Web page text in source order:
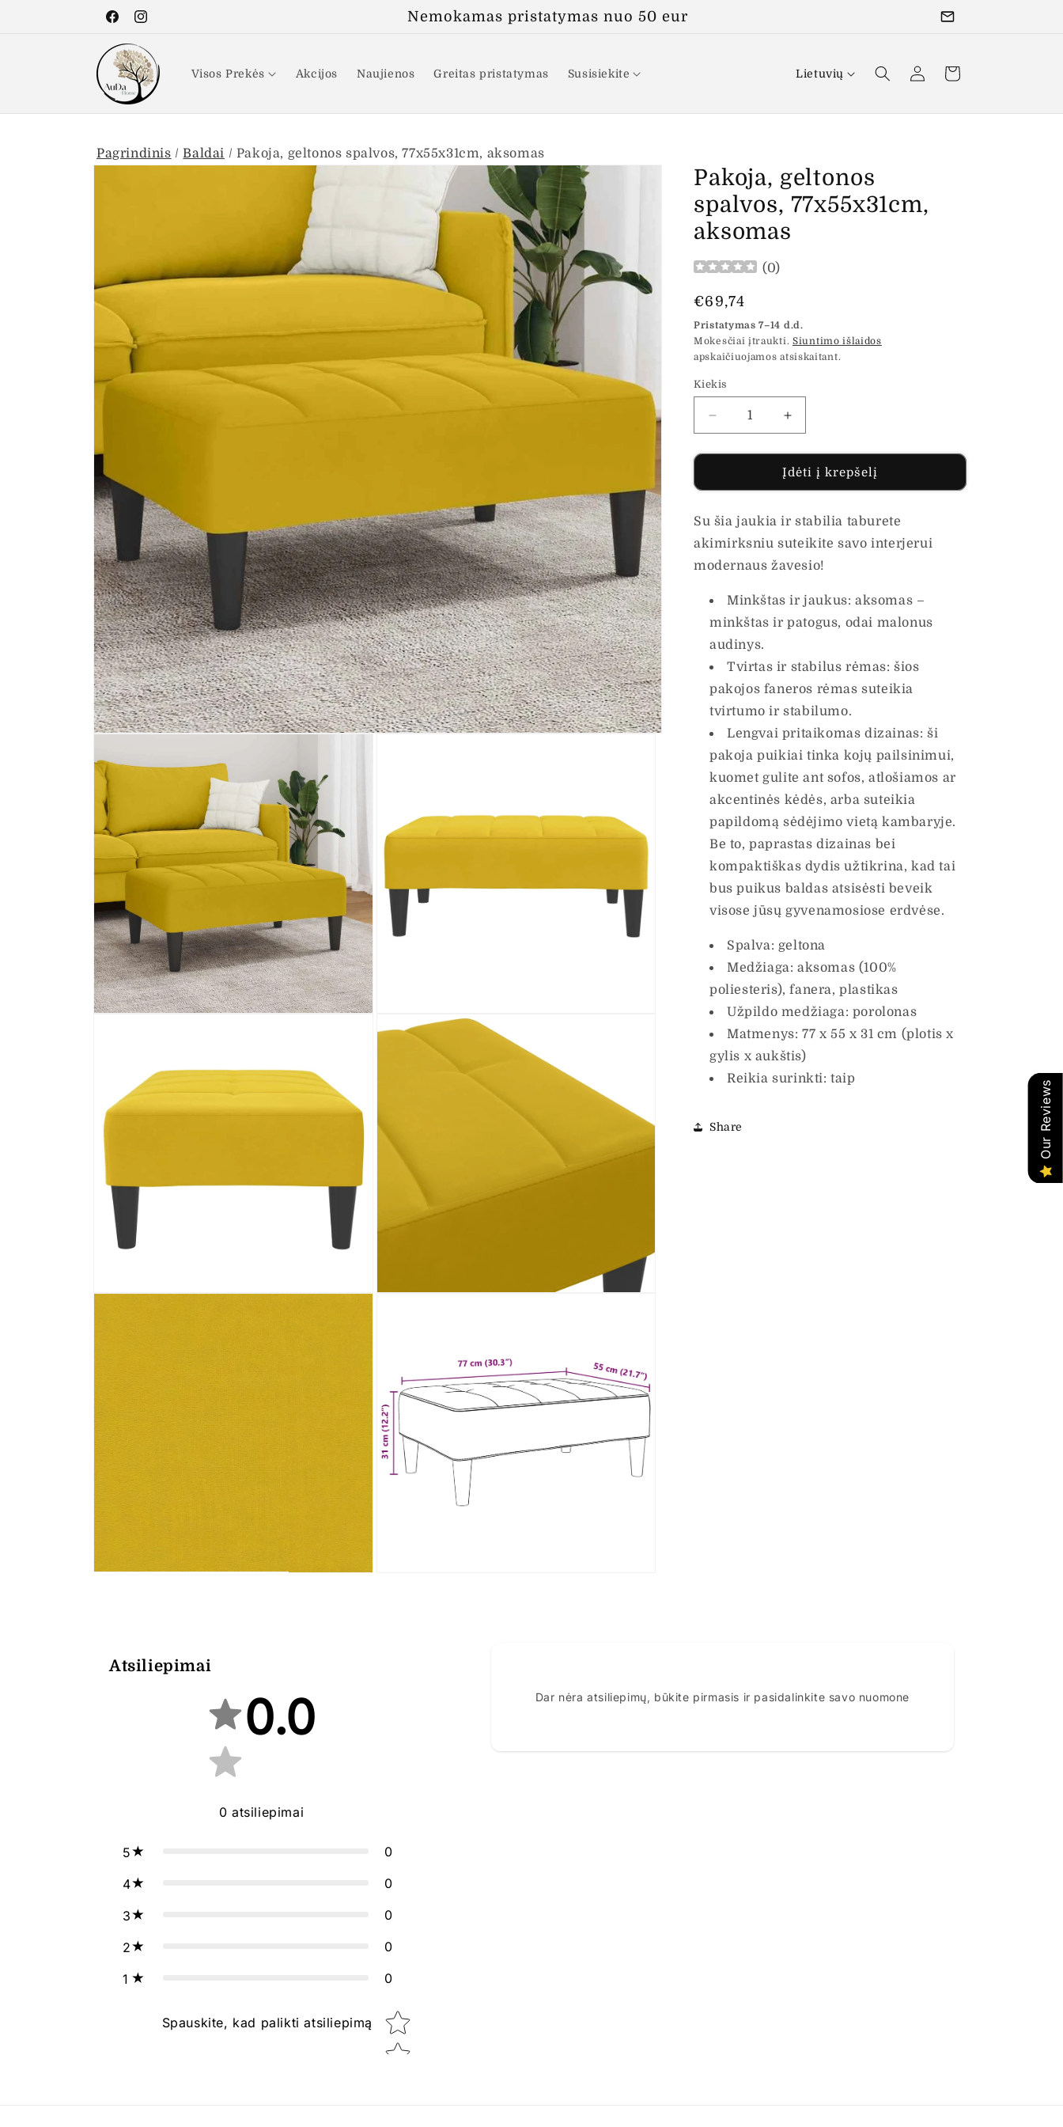
„Facebook“„Instagram“
Nemokamas pristatymas nuo 50 eur
Visos Prekės Akcijos Naujienos Greitas pristatymas Susisiekite
K
b
a
Lietuvių PrisijungtiKrepšelis
Pagrindinis /Baldai / Pakoja, geltonos spalvos, 77x55x31cm, aksomas
Pereiti prie
Pakoja, geltonos
spalvos, 77x55x31cm,
aksomas
(0)
Įprasta
kaina
€69,74
Pristatymas 7–14 d.d.
Mokesčiai įtraukti. Siuntimo išlaidos
apskaičiuojamos atsiskaitant.
Kiekis
Sumažinti
Pakoja,
geltonos
77x55x31cm,
kiekį
Padidinti
Pakoja,
geltonos
spalvos,
77x55x31cm,
kiekį
Įdėti į krepšelį
Su šia jaukia ir stabilia taburete
akimirksniu suteikite savo interjerui
modernaus žavesio!
Minkštas ir jaukus: aksomas –
minkštas ir patogus, odai malonus
audinys.
Tvirtas ir stabilus rėmas: šios
pakojos faneros rėmas suteikia
tvirtumo ir stabilumo.
Lengvai pritaikomas dizainas: ši
pakoja puikiai tinka kojų pailsinimui,
kuomet gulite ant sofos, atlošiamos ar
akcentinės kėdės, arba suteikia
papildomą sėdėjimo vietą kambaryje.
Be to, paprastas dizainas bei
kompaktiškas dydis užtikrina, kad tai
bus puikus baldas atsisėsti beveik
visose jūsų gyvenamosiose erdvėse.
Spalva: geltona
Medžiaga: aksomas (100%
poliesteris), fanera, plastikas
Užpildo medžiaga: porolonas
Matmenys: 77 x 55 x 31 cm (plotis x
gylis x aukštis)
Reikia surinkti: taip
Share
Atsiliepimai
0.0
0 atsiliepimai
5 0
4 0
3 0
2 0
1 0
Spauskite, kad palikti atsiliepimą Star rating
Dar nėra atsiliepimų, būkite pirmasis ir pasidalinkite savo nuomone
Our Reviews
Gaukite 10 % nuolaidą pirmajam pirkiniui!
Prenumeruokite mūsų naujienlaiškį ir mes Jums išsiųsime nuolaidos kodą
GAUKITE 10 % NUOLAIDĄ